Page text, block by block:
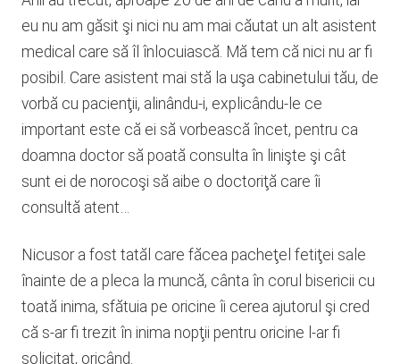
eu nu am găsit şi nici nu am mai căutat un alt asistent
medical care să îl înlocuiască. Mă tem că nici nu ar fi
posibil. Care asistent mai stă la uşa cabinetului tău, de
vorbă cu pacienţii, alinându-i, explicându-le ce
important este că ei să vorbească încet, pentru ca
doamna doctor să poată consulta în linişte şi cât
sunt ei de norocoşi să aibe o doctoriţă care îi
consultă atent…
Nicusor a fost tatăl care făcea pacheţel fetiţei sale
înainte de a pleca la muncă, cânta în corul bisericii cu
toată inima, sfătuia pe oricine îi cerea ajutorul şi cred
că s-ar fi trezit în inima nopţii pentru oricine l-ar fi
solicitat, oricând.